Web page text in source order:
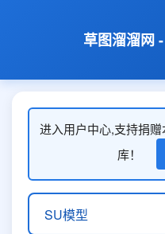
草图溜溜网
进入用户中心,支持捐
库！